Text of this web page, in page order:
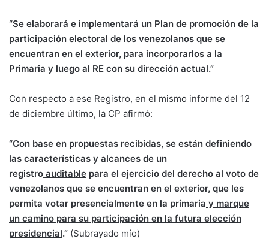
“Se elaborará e implementará un Plan de promoción de la
participación electoral de los venezolanos que se
encuentran en el exterior, para incorporarlos a la
Primaria y luego al RE con su dirección actual.”
Con respecto a ese Registro, en el mismo informe del 12
de diciembre último, la CP afirmó:
“Con base en propuestas recibidas, se están definiendo
las características y alcances de un
registro auditable para el ejercicio del derecho al voto de
venezolanos que se encuentran en el exterior, que les
permita votar presencialmente en la primaria y marque
un camino para su participación en la futura elección
presidencial.” (Subrayado mío)